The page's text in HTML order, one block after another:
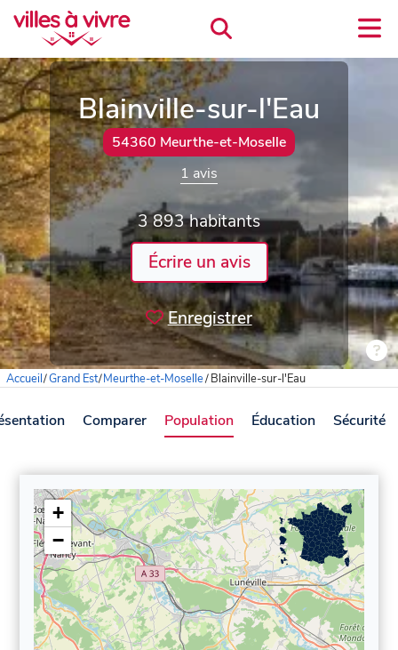
Blainville-sur-l'Eau
54360 Meurthe-et-Moselle
1 avis
3 893 habitants
Écrire un avis
Enregistrer
Accueil/Grand Est/Meurthe-et-Moselle/Blainville-sur-l'Eau
Comparer Population Éducation Sécurité
+
−